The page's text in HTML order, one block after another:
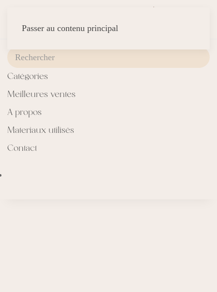
Passer au contenu principal
Catégories
Meilleures ventes
A propos
Materiaux utilisés
Contact